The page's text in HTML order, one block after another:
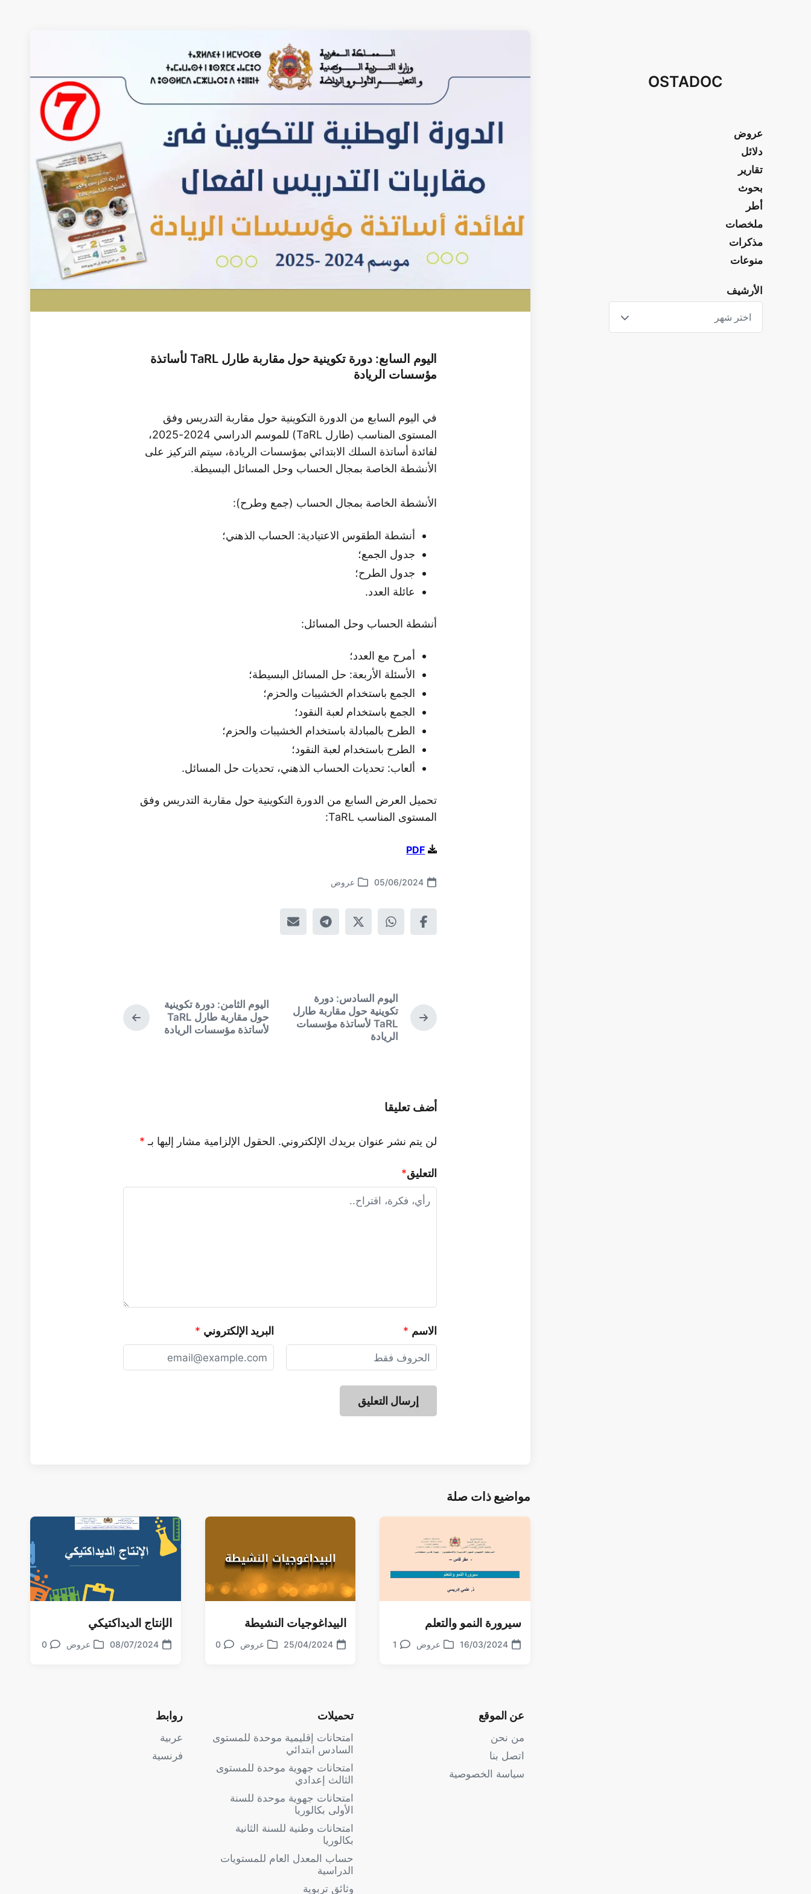
OSTADOC
عروض
دلائل
تقارير
بحوث
أطر
ملخصات
مذكرات
منوعات
الأرشيف
اليوم السابع: دورة تكوينية حول مقاربة طارل TaRL لأساتذة
مؤسسات الريادة
في اليوم السابع من الدورة التكوينية حول مقاربة التدريس وفق
المستوى المناسب (طارل TaRL) للموسم الدراسي 2024-2025،
لفائدة أساتذة السلك الابتدائي بمؤسسات الريادة، سيتم التركيز على
الأنشطة الخاصة بمجال الحساب وحل المسائل البسيطة.
الأنشطة الخاصة بمجال الحساب (جمع وطرح):
أنشطة الطقوس الاعتيادية: الحساب الذهني؛
جدول الجمع؛
جدول الطرح؛
عائلة العدد.
أنشطة الحساب وحل المسائل:
أمرح مع العدد؛
الأسئلة الأربعة: حل المسائل البسيطة؛
الجمع باستخدام الخشيبات والحزم؛
الجمع باستخدام لعبة النقود؛
الطرح بالمبادلة باستخدام الخشيبات والحزم؛
الطرح باستخدام لعبة النقود؛
ألعاب: تحديات الحساب الذهني، تحديات حل المسائل.
تحميل العرض السابع من الدورة التكوينية حول مقاربة التدريس وفق
المستوى المناسب TaRL:
PDF
05/06/2024 عروض
الموضوع
اليوم السادس: دورة
تكوينية حول مقاربة طارل
TaRL لأساتذة مؤسسات
الريادة
الموضوع
اليوم الثامن: دورة تكوينية
حول مقاربة طارل TaRL
لأساتذة مؤسسات الريادة
أضف تعليقا
لن يتم نشر عنوان بريدك الإلكتروني. الحقول الإلزامية مشار إليها بـ *
التعليق*
الاسم * البريد الإلكتروني *
مواضيع ذات صلة
سیرورة النمو والتعلم
تاريخ16/03/2024
نشرعروض 1
البيداغوجيات النشيطة
تاريخ25/04/2024
نشرعروض 0تعليقات
الإنتاج الديداكتيكي
تاريخ08/07/2024
نشرعروض 0
عن الموقع
من نحن
اتصل بنا
سياسة الخصوصية
تحميلات
امتحانات إقليمية موحدة للمستوى
السادس ابتدائي
امتحانات جهوية موحدة للمستوى
الثالث إعدادي
امتحانات جهوية موحدة للسنة
الأولى بكالوريا
امتحانات وطنية للسنة الثانية
بكالوريا
حساب المعدل العام للمستويات
الدراسية
وثائق تربوية
روابط
عربية
فرنسية